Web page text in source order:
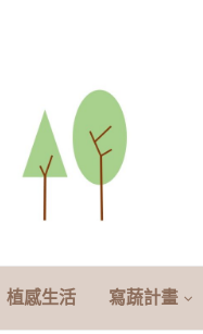
植感生活 寫蔬計畫